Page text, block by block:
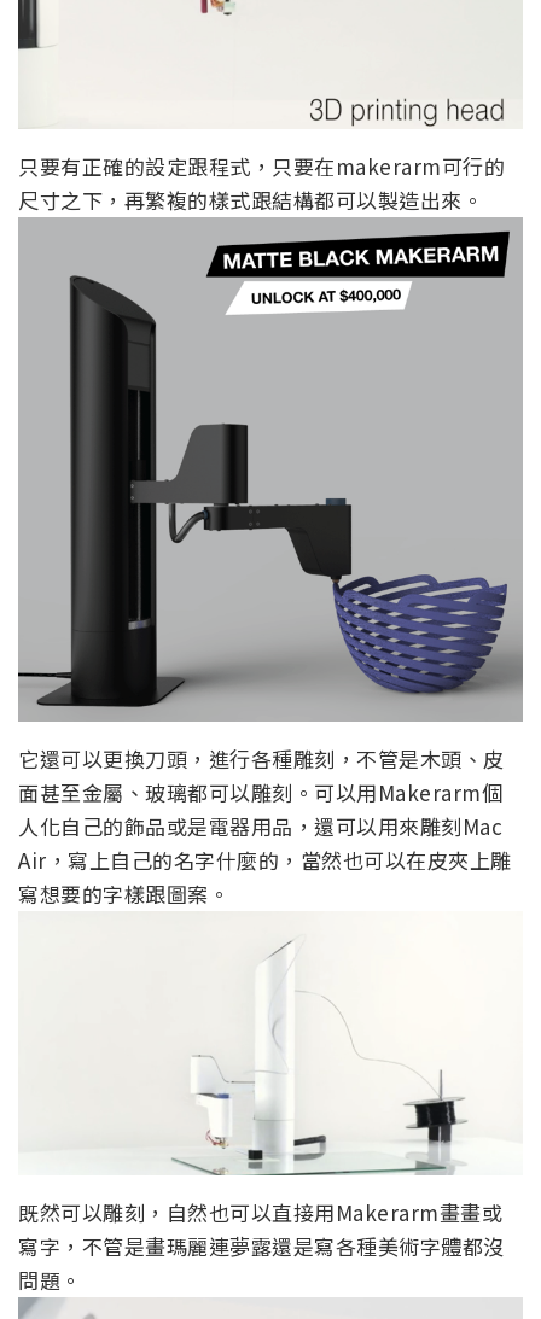
只要有正確的設定跟程式，只要在makerarm可行的
尺寸之下，再繁複的樣式跟結構都可以製造出來。
它還可以更換刀頭，進行各種雕刻，不管是木頭、皮
面甚至金屬、玻璃都可以雕刻。可以用Makerarm個
人化自己的飾品或是電器用品，還可以用來雕刻Mac
Air，寫上自己的名字什麼的，當然也可以在皮夾上雕
寫想要的字樣跟圖案。
既然可以雕刻，自然也可以直接用Makerarm畫畫或
寫字，不管是畫瑪麗連夢露還是寫各種美術字體都沒
問題。